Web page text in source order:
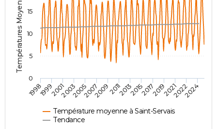
Destinations
City break
Voyage nature
Voyage de noces
Forum
Climat
PHOTO
GUIDES D'ACHAT
BONS PLANS
CARTE DE VOEUX
Carte de Noël
Carte Bonne année
Carte Saint-Valentin
Carte Pâques
Carte d'anniversaire
DICTIONNAIRE
PROGRAMME TV
Températures Moyennes ( °C )
Température moyenne à Saint-Servais
Tendance
199819992001200320052007200920112013201520172019202120222024
0
5
10
15